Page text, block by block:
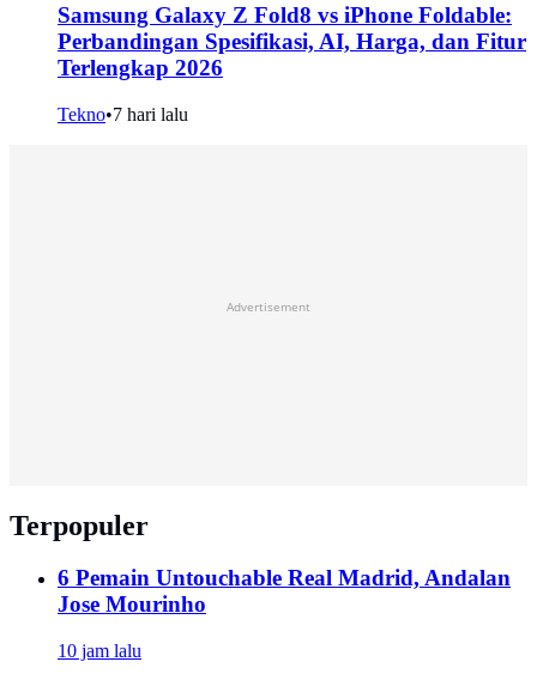
Samsung Galaxy Z Fold8 vs iPhone Foldable:
Perbandingan Spesifikasi, AI, Harga, dan Fitur
Terlengkap 2026
Tekno•7 hari lalu
Advertisement
Terpopuler
6 Pemain Untouchable Real Madrid, Andalan
Jose Mourinho
10 jam lalu